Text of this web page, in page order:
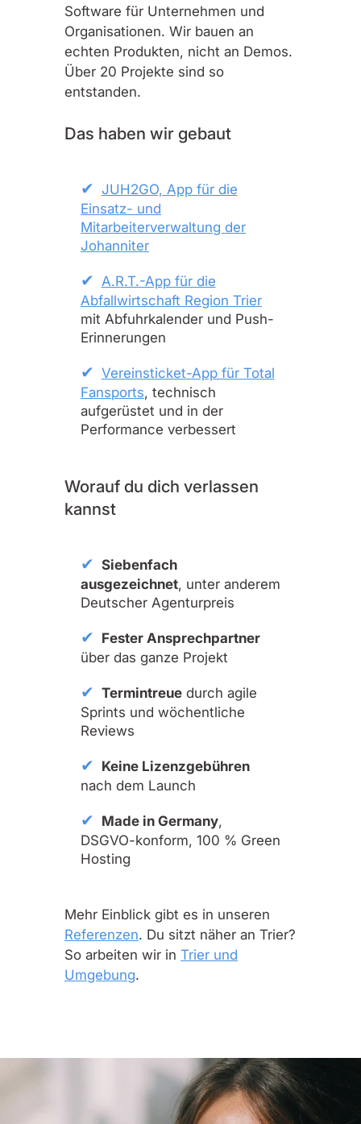
Software für Unternehmen und
Organisationen. Wir bauen an
echten Produkten, nicht an Demos.
Über 20 Projekte sind so
entstanden.
Das haben wir gebaut
JUH2GO, App für die
Einsatz- und
Mitarbeiterverwaltung der
Johanniter
A.R.T.-App für die
Abfallwirtschaft Region Trier
mit Abfuhrkalender und Push-
Erinnerungen
Vereinsticket-App für Total
Fansports, technisch
aufgerüstet und in der
Performance verbessert
Worauf du dich verlassen
kannst
Siebenfach
ausgezeichnet, unter anderem
Deutscher Agenturpreis
Fester Ansprechpartner
über das ganze Projekt
Termintreuedurch agile
Sprints und wöchentliche
Reviews
Keine Lizenzgebühren
nach dem Launch
Made in Germany,
DSGVO-konform, 100 % Green
Hosting
Mehr Einblick gibt es in unseren
Referenzen. Du sitzt näher an Trier?
So arbeiten wir in Trier und
Umgebung.